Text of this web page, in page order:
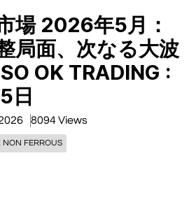
場 2026年5月：
局面、次なる大波
OK TRADING :
日
8094 Views
NON FERROUS